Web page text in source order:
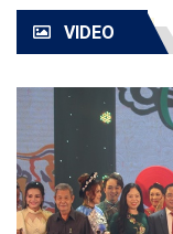
VIDEO